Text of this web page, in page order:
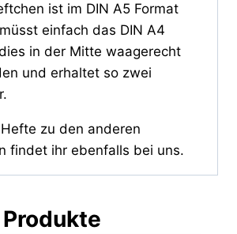
ist im DIN A5 Format
einfach das DIN A4
in der Mitte waagerecht
und erhaltet so zwei
zu den anderen
findet ihr ebenfalls bei uns.